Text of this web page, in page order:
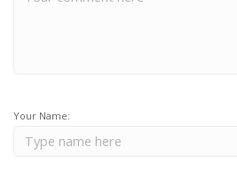
Your Name: